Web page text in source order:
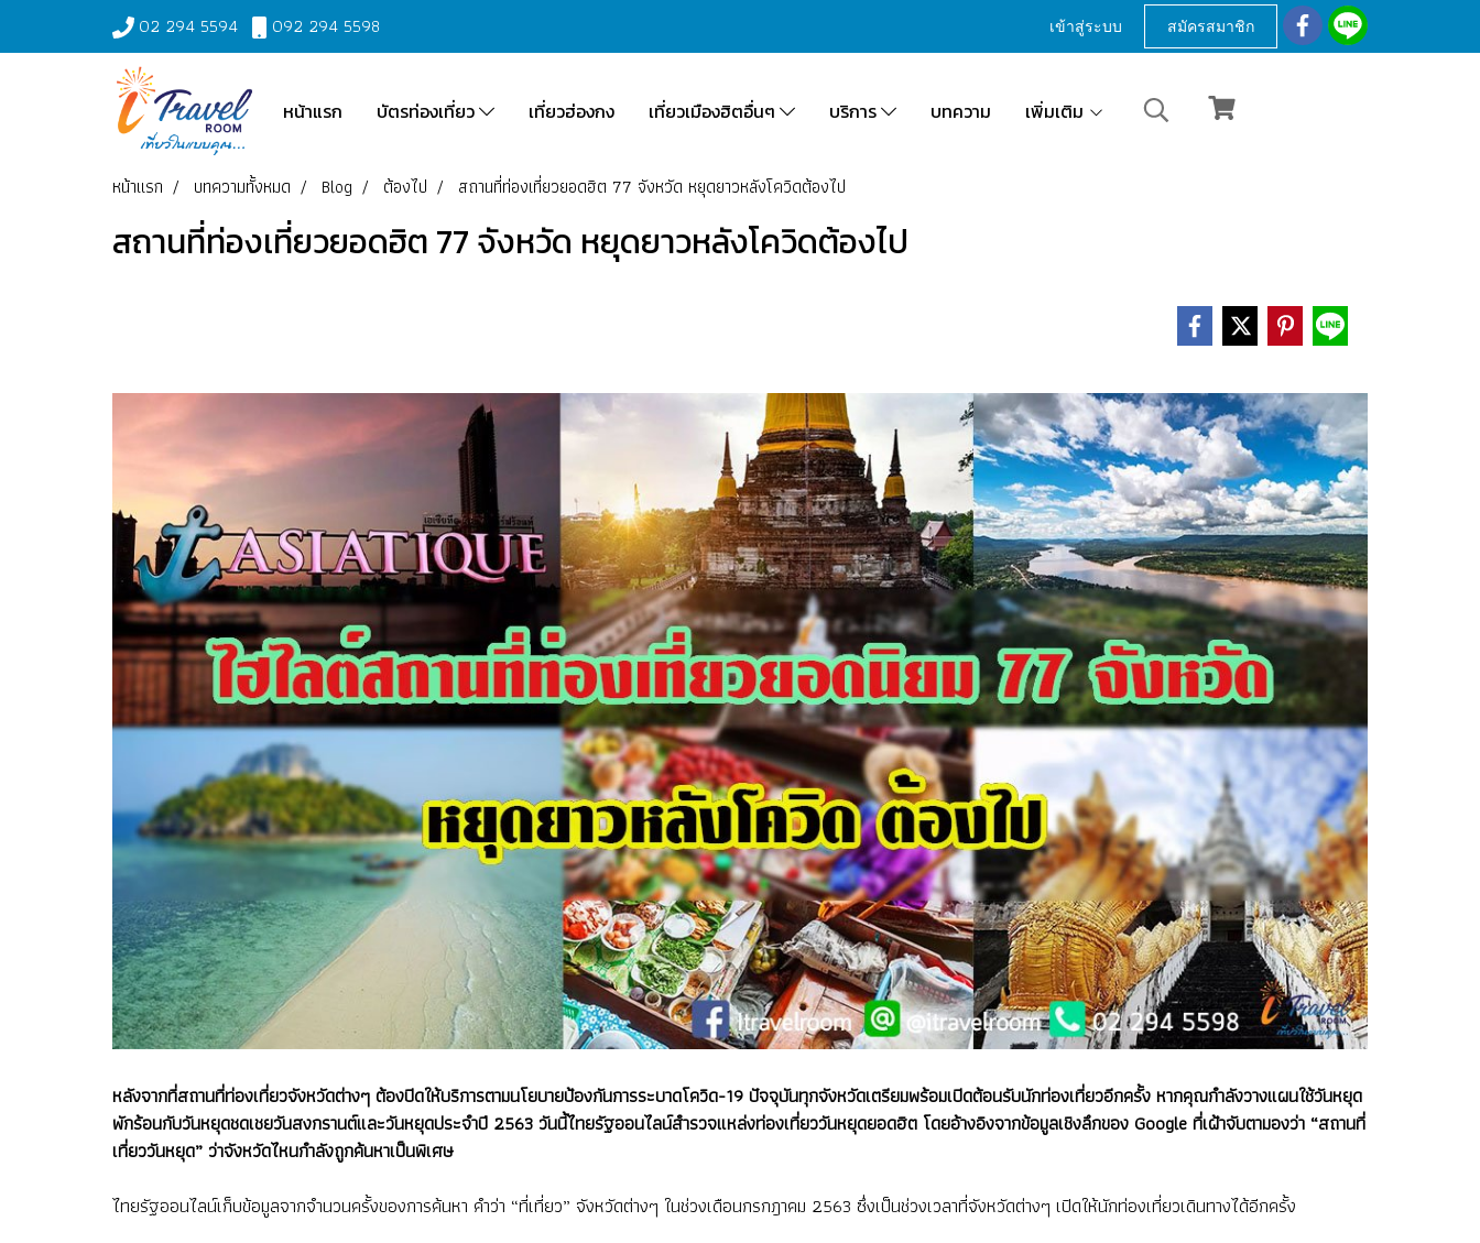
02 294 5594 092 294 5598 เข้าสู่ระบบ สมัครสมาชิก
หน้าแรก บัตรท่องเที่ยว เที่ยวฮ่องกง เที่ยวเมืองฮิตอื่นๆ บริการ บทความ เพิ่มเติม
หน้าแรก บทความทั้งหมด Blog ต้องไป สถานที่ท่องเที่ยวยอดฮิต 77 จังหวัด หยุดยาวหลังโควิดต้องไป
สถานที่ท่องเที่ยวยอดฮิต 77 จังหวัด หยุดยาวหลังโควิดต้องไป
หลังจากที่สถานที่ท่องเที่ยวจังหวัดต่างๆ ต้องปิดให้บริการตามนโยบายป้องกันการระบาดโควิด-19 ปัจจุบันทุกจังหวัดเตรียมพร้อมเปิดต้อนรับนักท่องเที่ยวอีกครั้ง หากคุณกำลังวางแผนใช้วันหยุด
พักร้อนกับวันหยุดชดเชยวันสงกรานต์และวันหยุดประจำปี 2563 วันนี้ไทยรัฐออนไลน์สำรวจแหล่งท่องเที่ยววันหยุดยอดฮิต โดยอ้างอิงจากข้อมูลเชิงลึกของ Google ที่เฝ้าจับตามองว่า “สถานที่
เที่ยววันหยุด” ว่าจังหวัดไหนกำลังถูกค้นหาเป็นพิเศษ
ไทยรัฐออนไลน์เก็บข้อมูลจากจำนวนครั้งของการค้นหา คำว่า “ที่เที่ยว” จังหวัดต่างๆ ในช่วงเดือนกรกฎาคม 2563 ซึ่งเป็นช่วงเวลาที่จังหวัดต่างๆ เปิดให้นักท่องเที่ยวเดินทางได้อีกครั้ง